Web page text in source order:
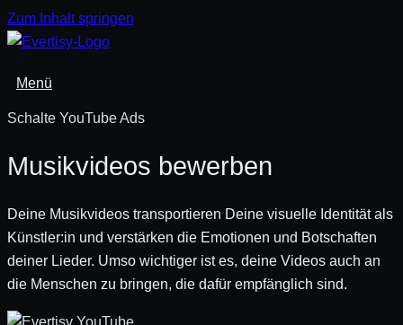
Zum Inhalt springen
Menü
Schalte YouTube Ads
Musikvideos bewerben
Deine Musikvideos transportieren Deine visuelle Identität als
Künstler:in und verstärken die Emotionen und Botschaften
deiner Lieder. Umso wichtiger ist es, deine Videos auch an
die Menschen zu bringen, die dafür empfänglich sind.